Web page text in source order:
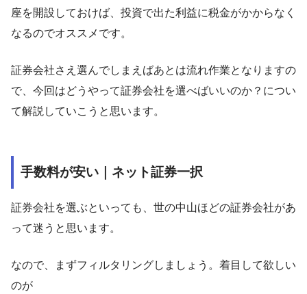
座を開設しておけば、投資で出た利益に税金がかからなく
なるのでオススメです。
証券会社さえ選んでしまえばあとは流れ作業となりますの
で、今回はどうやって証券会社を選べばいいのか？につい
て解説していこうと思います。
手数料が安い｜ネット証券一択
証券会社を選ぶといっても、世の中山ほどの証券会社があ
って迷うと思います。
なので、まずフィルタリングしましょう。着目して欲しい
のが